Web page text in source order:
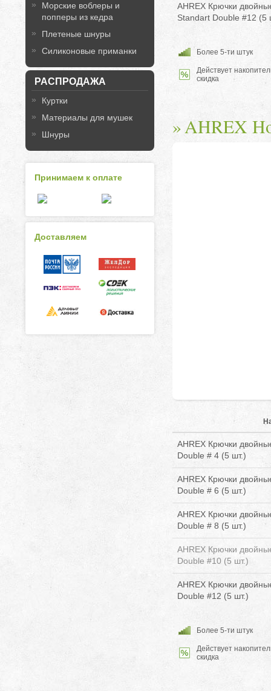
Морские воблеры и
попперы из кедра
Плетеные шнуры
Силиконовые приманки
РАСПРОДАЖА
Куртки
Материалы для мушек
Шнуры
Принимаем к оплате
Доставляем
AHREX Крючки
Standart Double #12 (5
Более 5-ти штук
Действует
скидка
AHREX
AHREX Крючки
Double # 4 (5 шт.)
AHREX Крючки
Double # 6 (5 шт.)
AHREX Крючки
Double # 8 (5 шт.)
AHREX Крючки
Double #10 (5 шт.)
AHREX Крючки
Double #12 (5 шт.)
Более 5-ти штук
Действует
скидка